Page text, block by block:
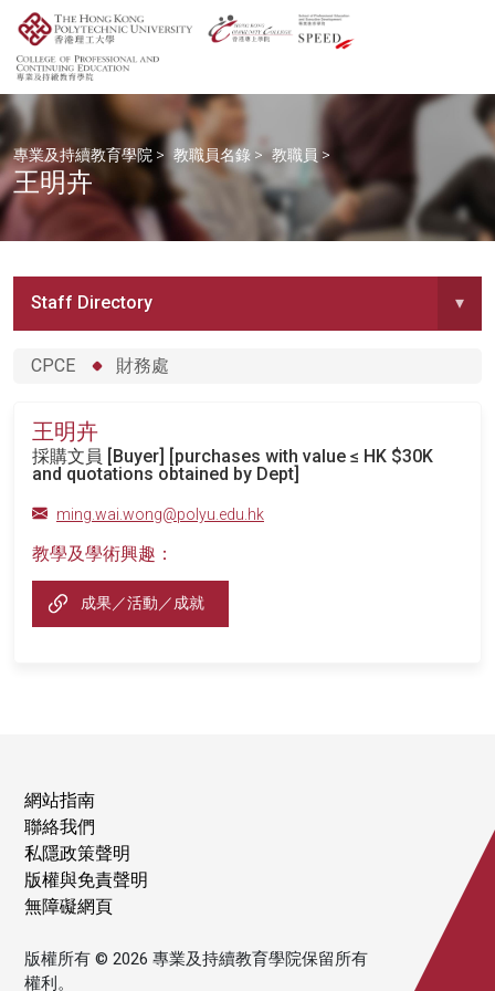
專業及持續教育學院 > 教職員名錄 > 教職員 >
王明卉
Staff Directory ▾
CPCE 財務處
王明卉
採購文員 [Buyer] [purchases with value ≤ HK $30K
and quotations obtained by Dept]
ming.wai.wong@polyu.edu.hk
教學及學術興趣：
成果／活動／成就
網站指南
聯絡我們
私隱政策聲明
版權與免責聲明
無障礙網頁
版權所有 © 2026 專業及持續教育學院保留所有
權利。